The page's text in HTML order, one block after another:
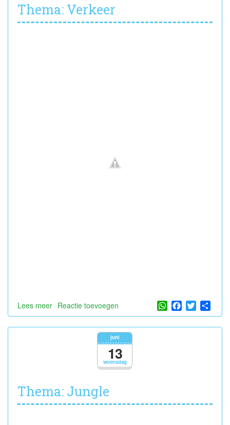
Thema: Verkeer
Lees meer over
Thema:
Verkeer
Reactie toevoegen WhatsApp
Facebook
Twitter
woensdag
juni
13
Thema: Jungle